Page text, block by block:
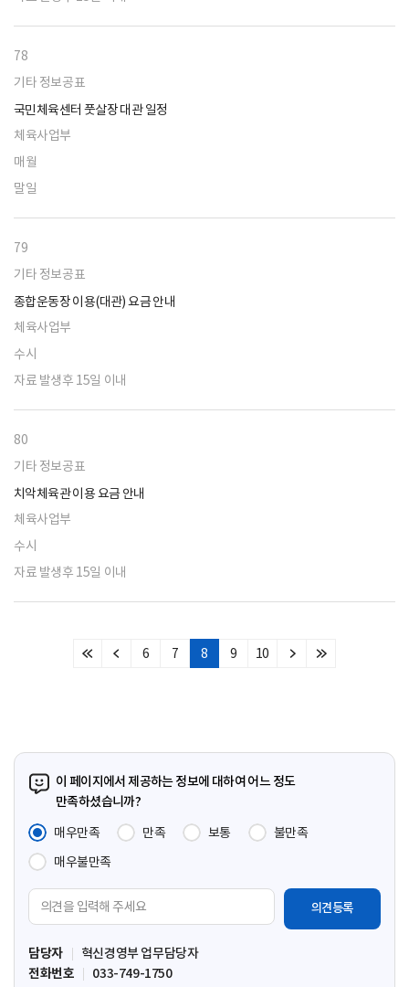
78
기타 정보공표
국민체육센터 풋살장 대관 일정
체육사업부
매월
말일
79
기타 정보공표
종합운동장 이용(대관) 요금 안내
체육사업부
수시
자료 발생후 15일 이내
80
기타 정보공표
치악체육관 이용 요금 안내
체육사업부
수시
자료 발생후 15일 이내
처
이
6 7 8 9 10
다
마
이 페이지에서 제공하는 정보에 대하여 어느 정도
만족하셨습니까?
매우만족
만족 보통
불만족
매우불만족
견
입
력
담당자
혁신경영부 업무담당자
전화번호
033-749-1750